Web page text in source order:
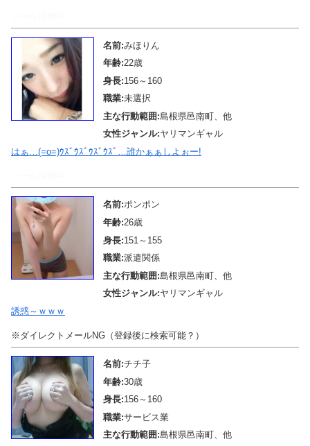
名前:みほりん
年齢:22歳
身長:156～160
職業:未選択
主な行動範囲:島根県邑南町、他
女性ジャンル:ヤリマンギャル
はぁ…(=o=)ｳｽﾞｳｽﾞｳｽﾞｳｽﾞ…誰かぁぁしよぉー!
名前:ポンポン
年齢:26歳
身長:151～155
職業:派遣関係
主な行動範囲:島根県邑南町、他
女性ジャンル:ヤリマンギャル
誘惑～ｗｗｗ
※ダイレクトメールNG（登録後に検索可能？）
名前:チチ子
年齢:30歳
身長:156～160
職業:サービス業
主な行動範囲:島根県邑南町、他